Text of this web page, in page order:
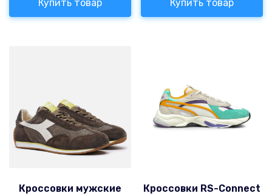
Купить товар Купить товар
Кроссовки мужские
Кроссовки RS-Connect